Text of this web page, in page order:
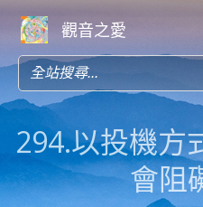
觀音之愛
294.以投機方
會阻